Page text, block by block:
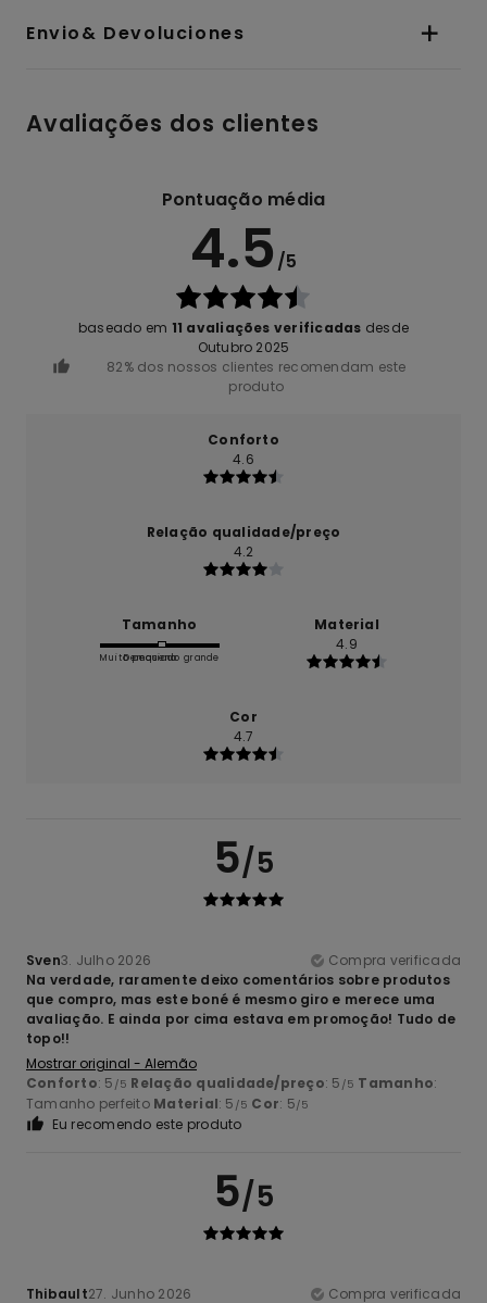
Envio& Devoluciones
Avaliações dos clientes
Pontuação média
4.5 /5
baseado em 11 avaliações verificadas desde
Outubro 2025
82% dos nossos clientes recomendam este
produto
Conforto
4.6
Relação qualidade/preço
4.2
Tamanho
Muito pequeno
Demasiado grande
Material
4.9
Cor
4.7
5/5
Sven3. Julho 2026
Compra verificada
Na verdade, raramente deixo comentários sobre produtos
que compro, mas este boné é mesmo giro e merece uma
avaliação. E ainda por cima estava em promoção! Tudo de
topo!!
Mostrar original - Alemão
Conforto: 5 /5 Relação qualidade/preço: 5 /5 Tamanho:
Tamanho perfeito Material: 5 /5 Cor: 5/5
Eu recomendo este produto
5/5
Thibault27. Junho 2026 Compra verificada